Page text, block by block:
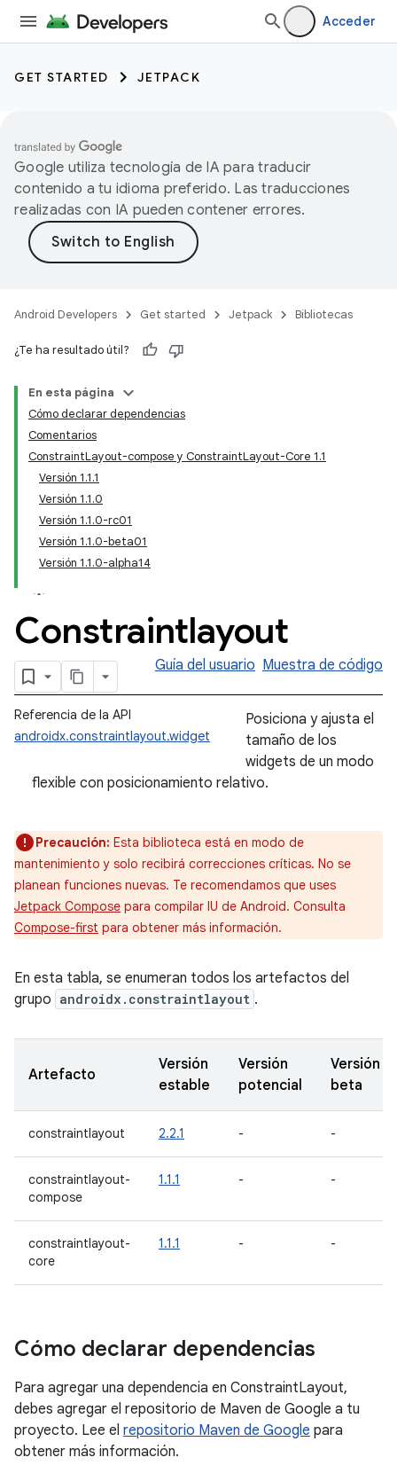
Acceder
GET STARTED JETPACK
Google utiliza tecnología de IA para traducir
contenido a tu idioma preferido. Las traducciones
realizadas con IA pueden contener errores.
Android Developers Get started Jetpack Bibliotecas
¿Te ha resultado útil?
En esta página
Cómo declarar dependencias
Comentarios
ConstraintLayout-compose y ConstraintLayout-Core 1.1
Versión 1.1.1
Versión 1.1.0
Versión 1.1.0-rc01
Versión 1.1.0-beta01
Versión 1.1.0-alpha14
Constraintlayout
Guía del usuario Muestra de código
Referencia de la API
androidx.constraintlayout.widget
Posiciona y ajusta el
tamaño de los
widgets de un modo
flexible con posicionamiento relativo.
Precaución: Esta biblioteca está en modo de
mantenimiento y solo recibirá correcciones críticas. No se
planean funciones nuevas. Te recomendamos que uses
Jetpack Compose para compilar IU de Android. Consulta
Compose-first para obtener más información.
En esta tabla, se enumeran todos los artefactos del
grupo androidx.constraintlayout .
Artefacto
Versión
estable
Versión
potencial
Versión
beta
constraintlayout 2.2.1 - -
constraintlayout-
compose
1.1.1 - -
constraintlayout-
core
1.1.1 - -
Cómo declarar dependencias
Para agregar una dependencia en ConstraintLayout,
debes agregar el repositorio de Maven de Google a tu
proyecto. Lee el repositorio Maven de Google para
obtener más información.